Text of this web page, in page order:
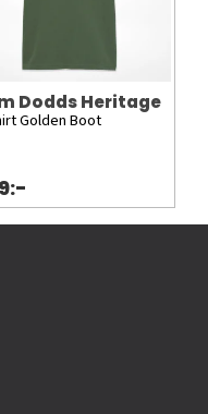
Dodds Heritage
Golden Boot